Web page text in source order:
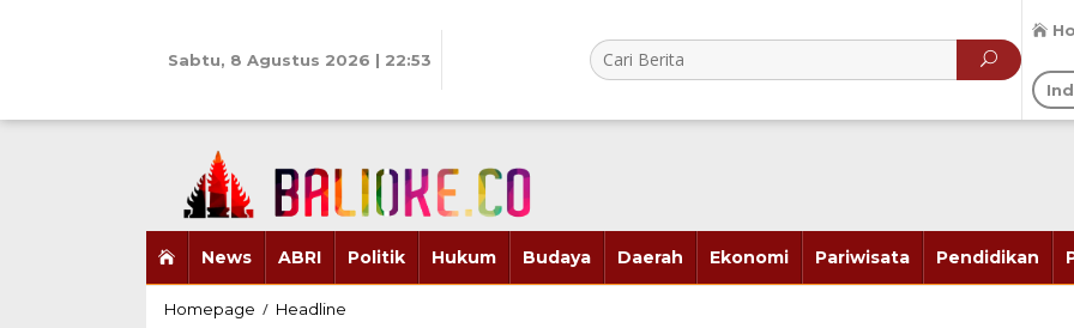
Sabtu, 8 Agustus 2026 | 22:53
News ABRI Politik Hukum Budaya Daerah Ekonomi Pariwisata Pendidikan
Homepage / Headline